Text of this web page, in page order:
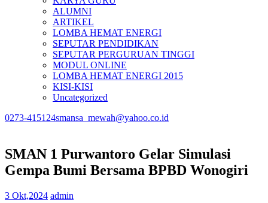
ALUMNI
ARTIKEL
LOMBA HEMAT ENERGI
SEPUTAR PENDIDIKAN
SEPUTAR PERGURUAN TINGGI
MODUL ONLINE
LOMBA HEMAT ENERGI 2015
KISI-KISI
Uncategorized
0273-415124smansa_mewah@yahoo.co.id
SMAN 1 Purwantoro Gelar Simulasi
Gempa Bumi Bersama BPBD Wonogiri
3 Okt,2024 admin